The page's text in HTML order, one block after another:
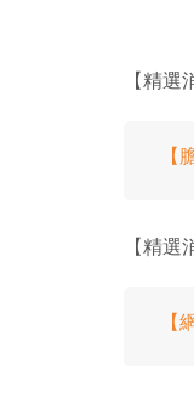
【精選
【
【精選
【